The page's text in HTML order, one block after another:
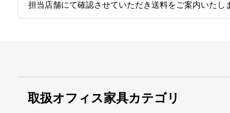
担当店舗にて確認させていただき送料をご案内いたし
取扱オフィス家具カテゴリ